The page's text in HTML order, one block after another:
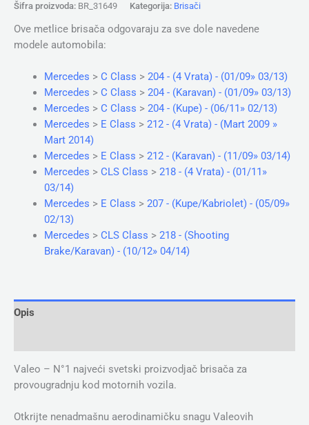
Šifra proizvoda: BR_31649 Kategorija: Brisači
Ove metlice brisača odgovaraju za sve dole navedene
modele automobila:
Mercedes > C Class > 204 - (4 Vrata) - (01/09» 03/13)
Mercedes > C Class > 204 - (Karavan) - (01/09» 03/13)
Mercedes > C Class > 204 - (Kupe) - (06/11» 02/13)
Mercedes > E Class > 212 - (4 Vrata) - (Mart 2009 »
Mart 2014)
Mercedes > E Class > 212 - (Karavan) - (11/09» 03/14)
Mercedes > CLS Class > 218 - (4 Vrata) - (01/11»
03/14)
Mercedes > E Class > 207 - (Kupe/Kabriolet) - (05/09»
02/13)
Mercedes > CLS Class > 218 - (Shooting
Brake/Karavan) - (10/12» 04/14)
Opis
Valeo – N°1 najveći svetski proizvodjač brisača za
provougradnju kod motornih vozila.
Otkrijte nenadmašnu aerodinamičku snagu Valeovih